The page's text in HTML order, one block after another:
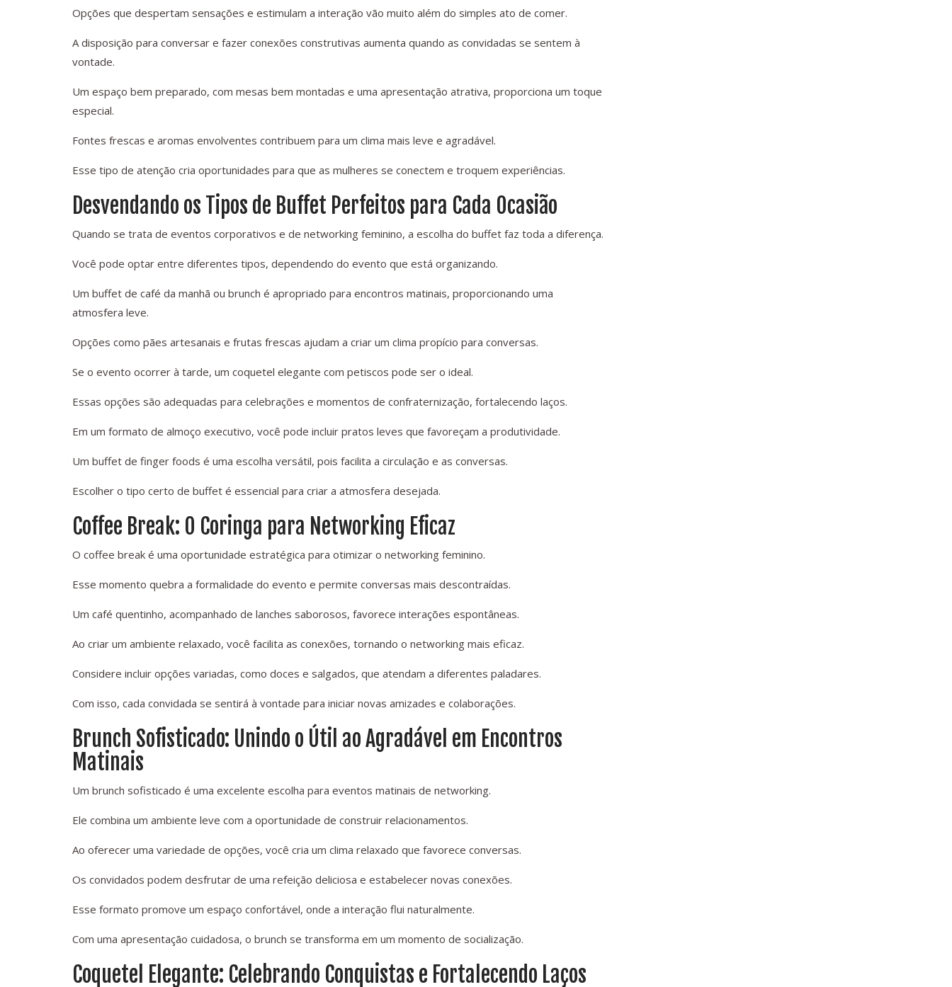
Opções que despertam sensações e estimulam a interação vão muito além do simples ato de comer.
A disposição para conversar e fazer conexões construtivas aumenta quando as convidadas se sentem à
vontade.
Um espaço bem preparado, com mesas bem montadas e uma apresentação atrativa, proporciona um toque
especial.
Fontes frescas e aromas envolventes contribuem para um clima mais leve e agradável.
Esse tipo de atenção cria oportunidades para que as mulheres se conectem e troquem experiências.
Desvendando os Tipos de Buffet Perfeitos para Cada Ocasião
Quando se trata de eventos corporativos e de networking feminino, a escolha do buffet faz toda a diferença.
Você pode optar entre diferentes tipos, dependendo do evento que está organizando.
Um buffet de café da manhã ou brunch é apropriado para encontros matinais, proporcionando uma
atmosfera leve.
Opções como pães artesanais e frutas frescas ajudam a criar um clima propício para conversas.
Se o evento ocorrer à tarde, um coquetel elegante com petiscos pode ser o ideal.
Essas opções são adequadas para celebrações e momentos de confraternização, fortalecendo laços.
Em um formato de almoço executivo, você pode incluir pratos leves que favoreçam a produtividade.
Um buffet de finger foods é uma escolha versátil, pois facilita a circulação e as conversas.
Escolher o tipo certo de buffet é essencial para criar a atmosfera desejada.
Coffee Break: O Coringa para Networking Eficaz
O coffee break é uma oportunidade estratégica para otimizar o networking feminino.
Esse momento quebra a formalidade do evento e permite conversas mais descontraídas.
Um café quentinho, acompanhado de lanches saborosos, favorece interações espontâneas.
Ao criar um ambiente relaxado, você facilita as conexões, tornando o networking mais eficaz.
Considere incluir opções variadas, como doces e salgados, que atendam a diferentes paladares.
Com isso, cada convidada se sentirá à vontade para iniciar novas amizades e colaborações.
Brunch Sofisticado: Unindo o Útil ao Agradável em Encontros
Matinais
Um brunch sofisticado é uma excelente escolha para eventos matinais de networking.
Ele combina um ambiente leve com a oportunidade de construir relacionamentos.
Ao oferecer uma variedade de opções, você cria um clima relaxado que favorece conversas.
Os convidados podem desfrutar de uma refeição deliciosa e estabelecer novas conexões.
Esse formato promove um espaço confortável, onde a interação flui naturalmente.
Com uma apresentação cuidadosa, o brunch se transforma em um momento de socialização.
Coquetel Elegante: Celebrando Conquistas e Fortalecendo Laços